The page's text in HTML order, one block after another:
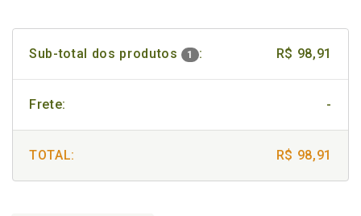
Sub-total dos produtos 1 : R$ 98,91
Frete: -
TOTAL: R$ 98,91